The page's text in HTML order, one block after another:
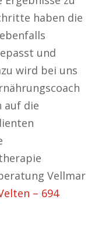
haben die
und
wird bei uns
auf die
Vellmar
– 694